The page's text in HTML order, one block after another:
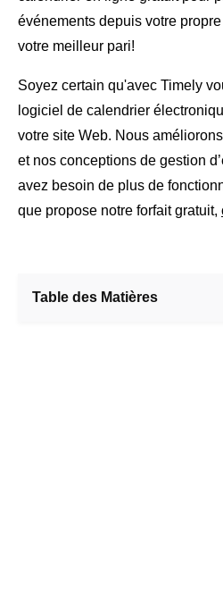
événements depuis votre
votre meilleur pari!
Soyez certain qu'avec Timely
logiciel de calendrier
votre site Web. Nous
et nos conceptions de gestion
avez besoin de plus de
que propose notre forfait gratuit,
Table des Matières